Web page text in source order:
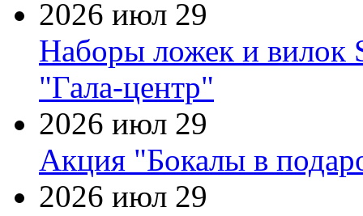
2026 июл 29
Наборы ложек и вилок
"Гала-центр"
2026 июл 29
Акция "Бокалы в
2026 июл 29